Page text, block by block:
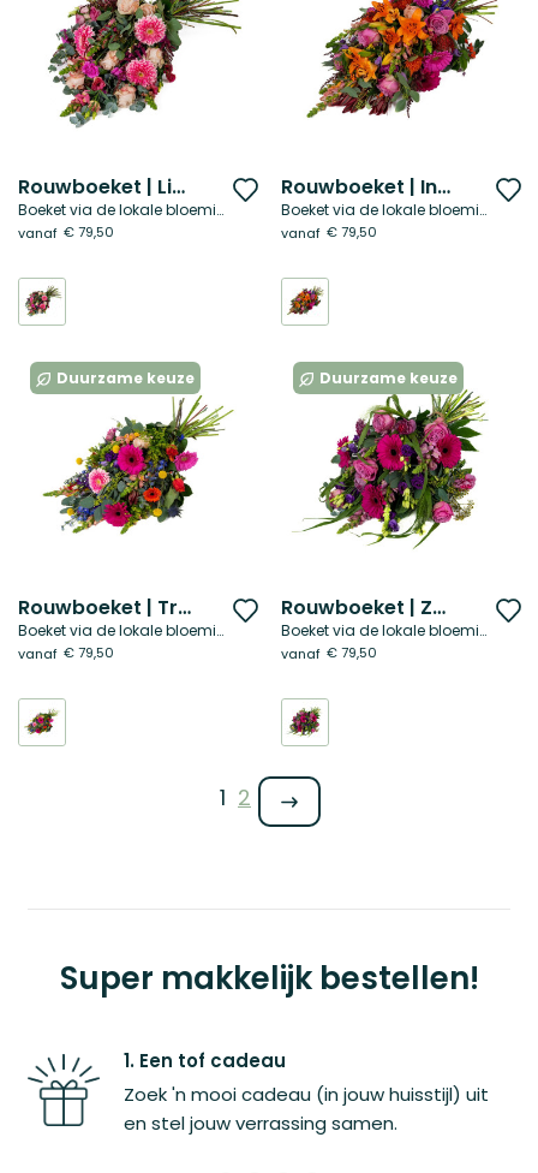
Rouwboeket | Liefdevol roze
Boeket via de lokale bloemist
vanaf € 79,50
Voeg
toe
aan
verlanglijst
Rouwboeket | Intens troost
Boeket via de lokale bloemist
vanaf € 79,50
Duurzame keuze
Rouwboeket | Troost in kleur
Boeket via de lokale bloemist
vanaf € 79,50
Voeg
toe
aan
verlanglijst
Duurzame keuze
Rouwboeket | Zonnegloed
Boeket via de lokale bloemist
vanaf € 79,50
Pagina
Je leest momenteel pagina
1 Pagina
2
Super makkelijk bestellen!
1. Een tof cadeau
Zoek 'n mooi cadeau (in jouw huisstijl) uit
en stel jouw verrassing samen.